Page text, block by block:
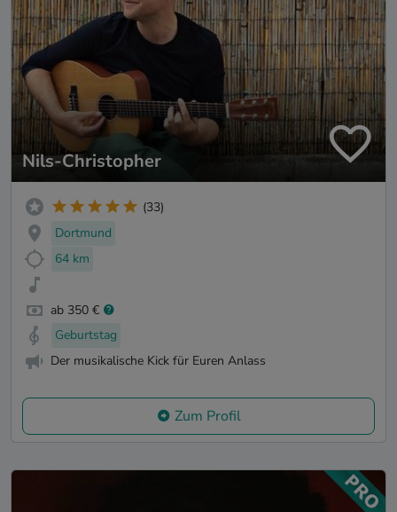
Nils-Christopher
(33)
Dortmund
64 km
ab 350 €
Geburtstag
Der musikalische Kick für Euren Anlass
Zum Profil